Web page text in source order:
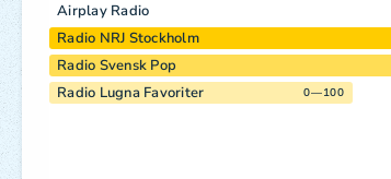
Airplay Radio
Radio NRJ Stockholm
Radio Svensk Pop
Radio Lugna Favoriter 0—100